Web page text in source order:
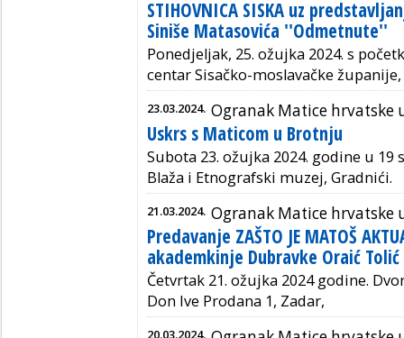
STIHOVNICA SISKA uz
Siniše Matasovića ''Odmetnute''
Ponedjeljak, 25. ožujka 2024. s
centar Sisačko-moslavačke
23.03.2024. Ogranak Matice hrvatske
Uskrs s Maticom u Brotnju
Subota 23. ožujka 2024. godine u 19
Blaža i Etnografski muzej, Gradnići.
21.03.2024. Ogranak Matice hrvatske
Predavanje ZAŠTO JE MATOŠ
akademkinje Dubravke Oraić Tolić
Četvrtak 21. ožujka 2024 godine.
Don Ive Prodana 1, Zadar,
20.03.2024.